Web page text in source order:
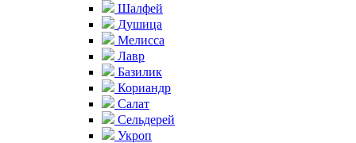
Шалфей
Душица
Мелисса
Лавр
Базилик
Кориандр
Салат
Сельдерей
Укроп